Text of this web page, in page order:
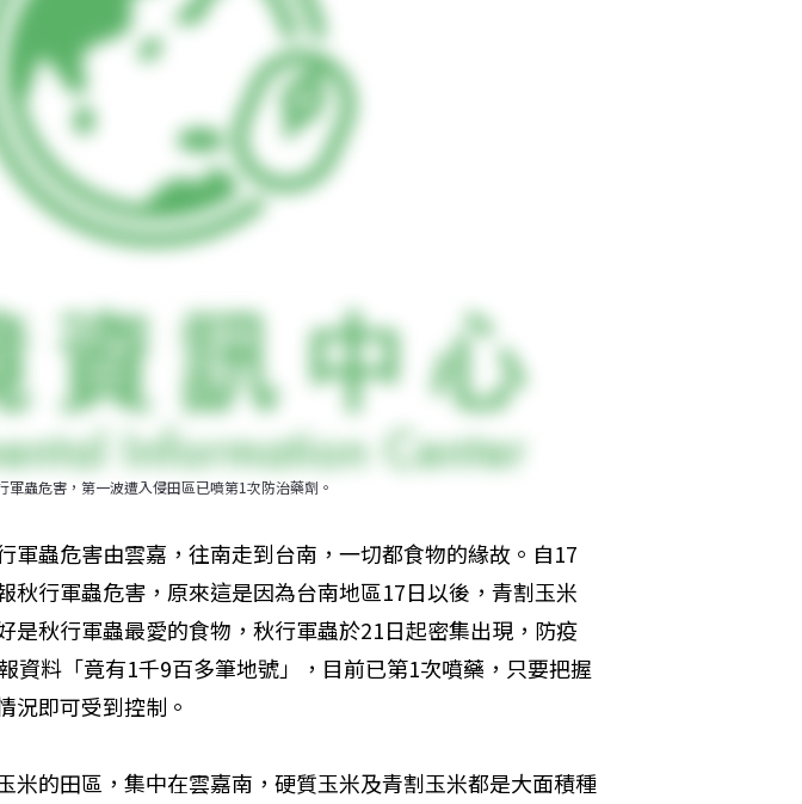
蟲危害，第一波遭入侵田區已噴第1次防治藥劑。
軍蟲危害由雲嘉，往南走到台南，一切都食物的緣故。自17
秋行軍蟲危害，原來這是因為台南地區17日以後，青割玉米
是秋行軍蟲最愛的食物，秋行軍蟲於21日起密集出現，防疫
資料「竟有1千9百多筆地號」，目前已第1次噴藥，只要把握
況即可受到控制。
米的田區，集中在雲嘉南，硬質玉米及青割玉米都是大面積種